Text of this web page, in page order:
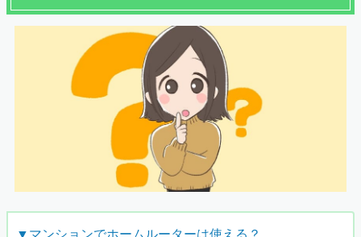
▼マンションでホームルーターは使える？